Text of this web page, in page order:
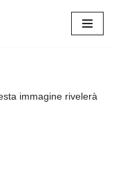
immagine rivelerà